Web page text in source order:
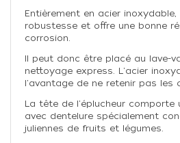
Entièrement en acier
robustesse et offre une bonne
corrosion.
Il peut donc être placé au lave-
nettoyage express. L'acier
l'avantage de ne retenir pas les
La tête de l'éplucheur comporte
avec dentelure spécialement
juliennes de fruits et légumes.